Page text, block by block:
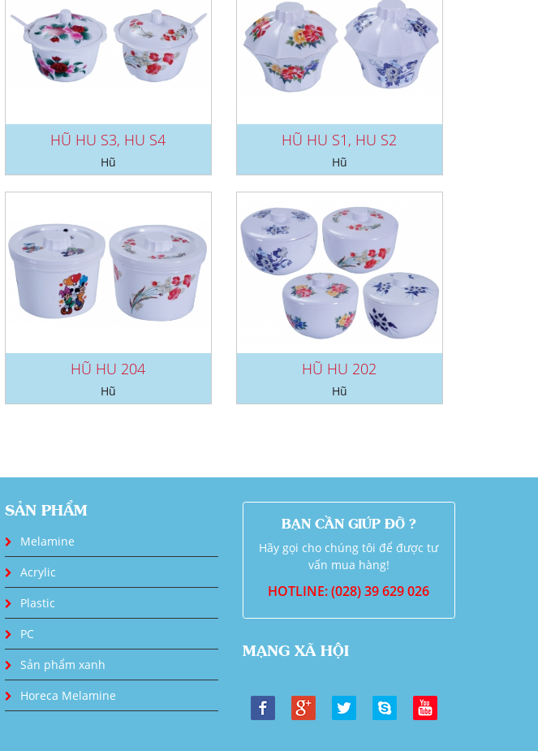
HŨ HU S3, HU S4
Hũ
HŨ HU S1, HU S2
Hũ
HŨ HU 204
Hũ
HŨ HU 202
Hũ
SẢN PHẨM
Melamine
Acrylic
Plastic
PC
Sản phẩm xanh
Horeca Melamine
BẠN CẦN GIÚP ĐỠ ?
Hãy gọi cho chúng tôi để được tư
vấn mua hàng!
HOTLINE: (028) 39 629 026
MẠNG XÃ HỘI